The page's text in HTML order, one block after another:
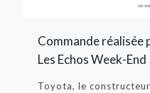
Commande réalisée
Les Echos Week-End
Toyota, le